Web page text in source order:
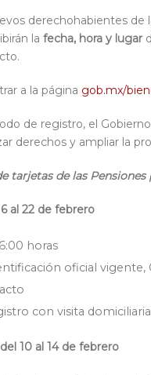
derechohabientes
la fecha, hora y lugar
.
a la página gob.mx/
de registro, el
derechos y ampliar la
tarjetas de lasPensiones
al 22 de febrero
horas
oficial
con visita domiciliaria
del 10 al 14 de febrero